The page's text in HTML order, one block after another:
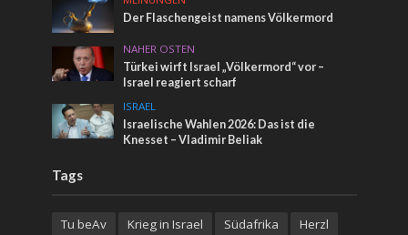
Der Flaschengeist namens Völkermord
NAHER OSTEN
Türkei wirft Israel „Völkermord“ vor –
Israel reagiert scharf
ISRAEL
Israelische Wahlen 2026: Das ist die
Knesset – Vladimir Beliak
Tags
Tu beAv Krieg in Israel Südafrika Herzl